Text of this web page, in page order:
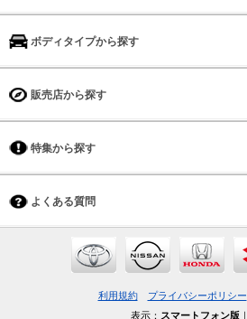
ボディタイプから探す
販売店から探す
特集から探す
よくある質問
利用規約 プライバシーポリシー
表示： スマートフォン版